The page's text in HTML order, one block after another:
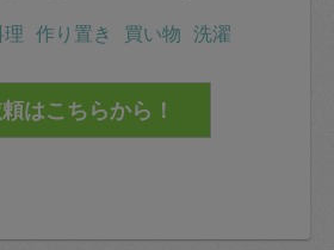
作り置き 買い物 洗濯